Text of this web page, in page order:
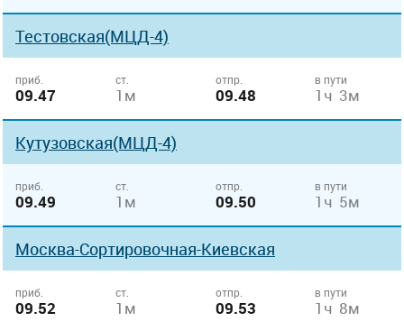
Тестовская(МЦД-4)
приб.
09.47
ст.
1м
отпр.
09.48
в пути
1ч 3м
Кутузовская(МЦД-4)
приб.
09.49
ст.
1м
отпр.
09.50
в пути
1ч 5м
Москва-Сортировочная-Киевская
приб.
09.52
ст.
1м
отпр.
09.53
в пути
1ч 8м